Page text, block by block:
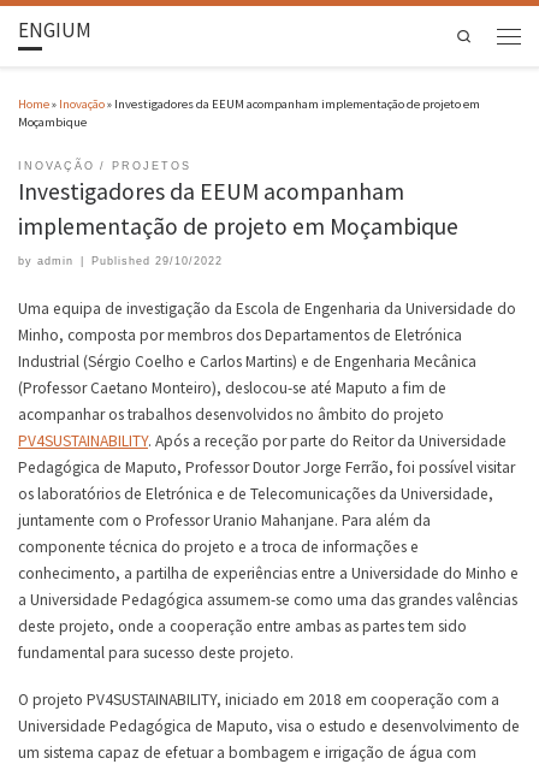
ENGIUM Search
Home» Inovação» Investigadores da EEUM acompanham implementação de projeto em
Moçambique
INOVAÇÃO PROJETOS
Investigadores da EEUM acompanham
implementação de projeto em Moçambique
by admin Published 29/10/2022
Uma equipa de investigação da Escola de Engenharia da Universidade do
Minho, composta por membros dos Departamentos de Eletrónica
Industrial (Sérgio Coelho e Carlos Martins) e de Engenharia Mecânica
(Professor Caetano Monteiro), deslocou-se até Maputo a fim de
acompanhar os trabalhos desenvolvidos no âmbito do projeto
PV4SUSTAINABILITY. Após a receção por parte do Reitor da Universidade
Pedagógica de Maputo, Professor Doutor Jorge Ferrão, foi possível visitar
os laboratórios de Eletrónica e de Telecomunicações da Universidade,
juntamente com o Professor Uranio Mahanjane. Para além da
componente técnica do projeto e a troca de informações e
conhecimento, a partilha de experiências entre a Universidade do Minho e
a Universidade Pedagógica assumem-se como uma das grandes valências
deste projeto, onde a cooperação entre ambas as partes tem sido
fundamental para sucesso deste projeto.
O projeto PV4SUSTAINABILITY, iniciado em 2018 em cooperação com a
Universidade Pedagógica de Maputo, visa o estudo e desenvolvimento de
um sistema capaz de efetuar a bombagem e irrigação de água com